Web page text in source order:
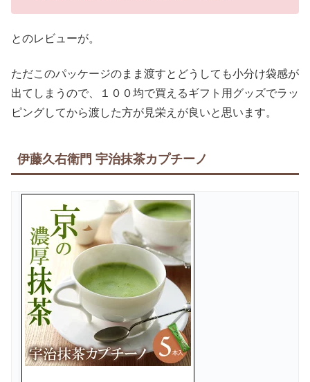
とのレビューが。
ただこのパッケージのまま渡すとどうしても小分け袋感が
出てしまうので、１００均で買えるギフト用グッズでラッ
ピングしてから渡した方が見栄えが良いと思います。
伊藤久右衛門 宇治抹茶カプチーノ